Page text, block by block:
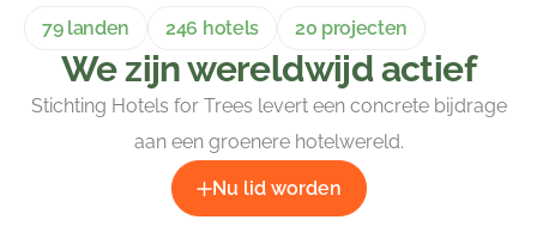
79 landen 246 hotels 20 projecten
We zijn wereldwijd actief
Stichting Hotels for Trees levert een concrete bijdrage
aan een groenere hotelwereld.
Nu lid worden